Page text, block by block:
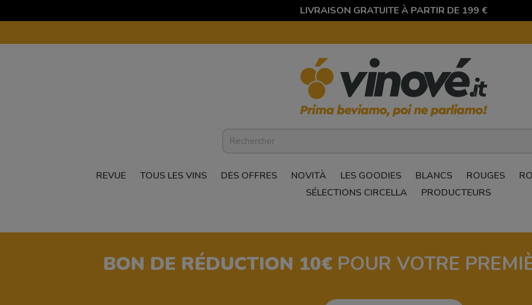
LIVRAISON GRATUITE À PARTIR DE 199 €
REVUE TOUS LES VINS DES OFFRES NOVITÀ LES GOODIES BLANCS ROUGES
SÉLECTIONS CIRCELLA
PRODUCTEURS
BON DE RÉDUCTION 10€ POUR VOTRE